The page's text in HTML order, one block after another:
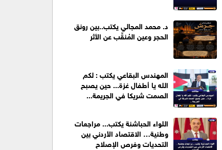
د. محمد المجالي يكتب..بين رونق
الحجر وعين المُنقِّب عن الأثر
المهندس البقاعي يكتب : لكم
الله يا أطفال غزة... حين يصبح
الصمت شريكا في الجريمة...
اللواء الحباشنة يكتب... مراجعات
وطنية… الاقتصاد الأردني بين
التحديات وفرص الإصلاح